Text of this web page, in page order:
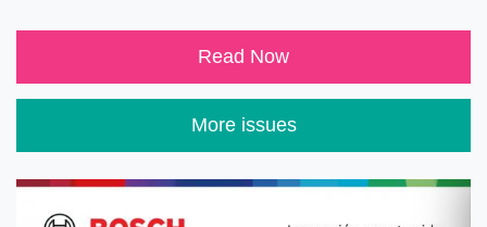
Read Now
More issues